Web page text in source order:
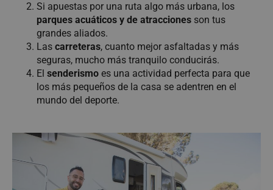
Si apuestas por una ruta algo más urbana, los
parques acuáticos y de atracciones son tus
grandes aliados.
Las carreteras, cuanto mejor asfaltadas y más
seguras, mucho más tranquilo conducirás.
El senderismo es una actividad perfecta para que
los más pequeños de la casa se adentren en el
mundo del deporte.